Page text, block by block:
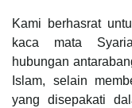
Kami berhasrat
kaca mata
hubungan
Islam, selain
yang disepakati